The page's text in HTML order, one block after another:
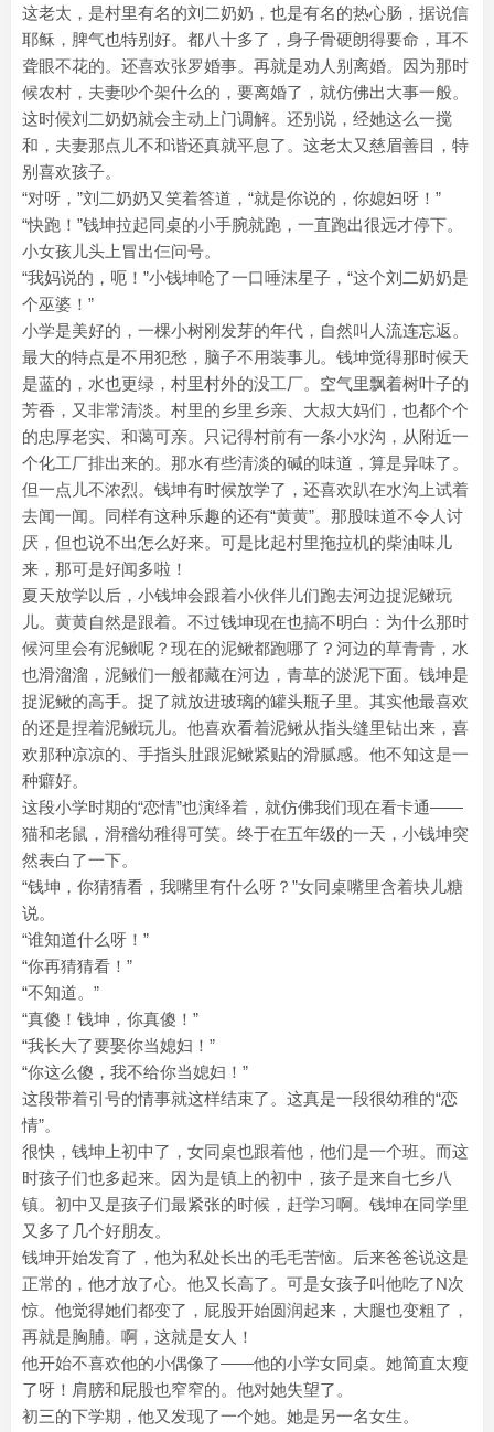
这老太，是村里有名的刘二奶奶，也是有名的热心肠，据说信
耶稣，脾气也特别好。都八十多了，身子骨硬朗得要命，耳不
聋眼不花的。还喜欢张罗婚事。再就是劝人别离婚。因为那时
候农村，夫妻吵个架什么的，要离婚了，就仿佛出大事一般。
这时候刘二奶奶就会主动上门调解。还别说，经她这么一搅
和，夫妻那点儿不和谐还真就平息了。这老太又慈眉善目，特
别喜欢孩子。
“对呀，”刘二奶奶又笑着答道，“就是你说的，你媳妇呀！”
“快跑！”钱坤拉起同桌的小手腕就跑，一直跑出很远才停下。
小女孩儿头上冒出仨问号。
“我妈说的，呃！”小钱坤呛了一口唾沫星子，“这个刘二奶奶是
个巫婆！”
小学是美好的，一棵小树刚发芽的年代，自然叫人流连忘返。
最大的特点是不用犯愁，脑子不用装事儿。钱坤觉得那时候天
是蓝的，水也更绿，村里村外的没工厂。空气里飘着树叶子的
芳香，又非常清淡。村里的乡里乡亲、大叔大妈们，也都个个
的忠厚老实、和蔼可亲。只记得村前有一条小水沟，从附近一
个化工厂排出来的。那水有些清淡的碱的味道，算是异味了。
但一点儿不浓烈。钱坤有时候放学了，还喜欢趴在水沟上试着
去闻一闻。同样有这种乐趣的还有“黄黄”。那股味道不令人讨
厌，但也说不出怎么好来。可是比起村里拖拉机的柴油味儿
来，那可是好闻多啦！
夏天放学以后，小钱坤会跟着小伙伴儿们跑去河边捉泥鳅玩
儿。黄黄自然是跟着。不过钱坤现在也搞不明白：为什么那时
候河里会有泥鳅呢？现在的泥鳅都跑哪了？河边的草青青，水
也滑溜溜，泥鳅们一般都藏在河边，青草的淤泥下面。钱坤是
捉泥鳅的高手。捉了就放进玻璃的罐头瓶子里。其实他最喜欢
的还是捏着泥鳅玩儿。他喜欢看着泥鳅从指头缝里钻出来，喜
欢那种凉凉的、手指头肚跟泥鳅紧贴的滑腻感。他不知这是一
种癖好。
这段小学时期的“恋情”也演绎着，就仿佛我们现在看卡通——
猫和老鼠，滑稽幼稚得可笑。终于在五年级的一天，小钱坤突
然表白了一下。
“钱坤，你猜猜看，我嘴里有什么呀？”女同桌嘴里含着块儿糖
说。
“谁知道什么呀！”
“你再猜猜看！”
“不知道。”
“真傻！钱坤，你真傻！”
“我长大了要娶你当媳妇！”
“你这么傻，我不给你当媳妇！”
这段带着引号的情事就这样结束了。这真是一段很幼稚的“恋
情”。
很快，钱坤上初中了，女同桌也跟着他，他们是一个班。而这
时孩子们也多起来。因为是镇上的初中，孩子是来自七乡八
镇。初中又是孩子们最紧张的时候，赶学习啊。钱坤在同学里
又多了几个好朋友。
钱坤开始发育了，他为私处长出的毛毛苦恼。后来爸爸说这是
正常的，他才放了心。他又长高了。可是女孩子叫他吃了N次
惊。他觉得她们都变了，屁股开始圆润起来，大腿也变粗了，
再就是胸脯。啊，这就是女人！
他开始不喜欢他的小偶像了——他的小学女同桌。她简直太瘦
了呀！肩膀和屁股也窄窄的。他对她失望了。
初三的下学期，他又发现了一个她。她是另一名女生。